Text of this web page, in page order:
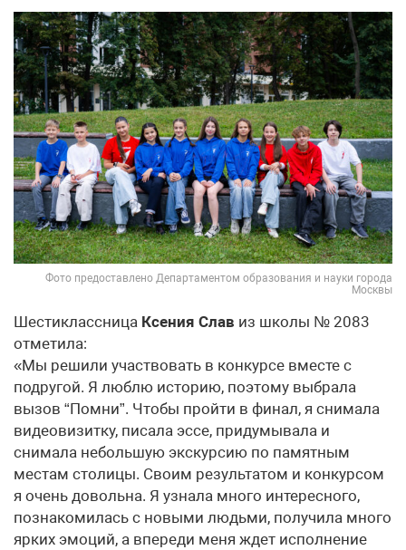
Фото предоставлено Департаментом образования и науки города
Москвы
Шестиклассница Ксения Слав из школы № 2083
отметила:
«Мы решили участвовать в конкурсе вместе с
подругой. Я люблю историю, поэтому выбрала
вызов “Помни”. Чтобы пройти в финал, я снимала
видеовизитку, писала эссе, придумывала и
снимала небольшую экскурсию по памятным
местам столицы. Своим результатом и конкурсом
я очень довольна. Я узнала много интересного,
познакомилась с новыми людьми, получила много
ярких эмоций, а впереди меня ждет исполнение